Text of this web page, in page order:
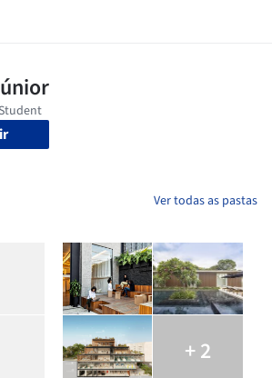
Ver todas as pastas
+ 2